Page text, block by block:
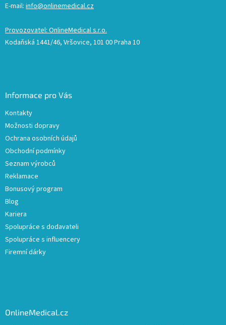
E-mail: info@onlinemedical.cz
Provozovatel: OnlineMedical s.r.o.
Kodaňská 1441/46, Vršovice, 101 00 Praha 10
Informace pro Vás
Kontakty
Možnosti dopravy
Ochrana osobních údajů
Obchodní podmínky
Seznam výrobců
Reklamace
Bonusový program
Blog
Kariera
Spolupráce s dodavateli
Spolupráce s influencery
Firemní dárky
OnlineMedical.cz